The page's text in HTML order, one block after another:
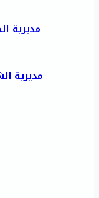
مديرية
مديرية